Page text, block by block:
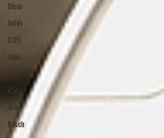
Dicas
Velds
ILIFE
Tapo
iCina
Arno
Bosch